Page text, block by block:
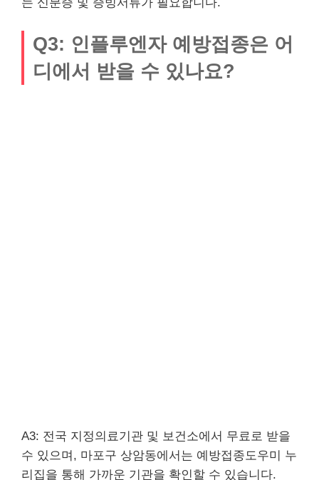
Q3: 인플루엔자 예방접종은 어
디에서 받을 수 있나요?
A3: 전국 지정의료기관 및 보건소에서 무료로 받을
수 있으며, 마포구 상암동에서는 예방접종도우미 누
리집을 통해 가까운 기관을 확인할 수 있습니다.